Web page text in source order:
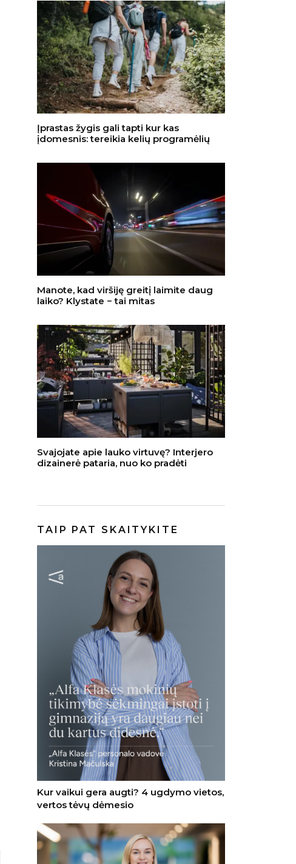
Įprastas žygis gali tapti kur kas
įdomesnis: tereikia kelių programėlių
Manote, kad viršiję greitį laimite daug
laiko? Klystate − tai mitas
Svajojate apie lauko virtuvę? Interjero
dizainerė pataria, nuo ko pradėti
TAIP PAT SKAITYKITE
Kur vaikui gera augti? 4 ugdymo vietos,
vertos tėvų dėmesio